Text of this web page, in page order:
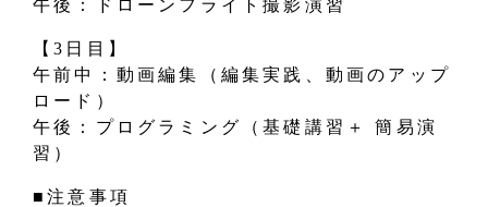
午後：ドローンフライト撮影演習
【3日目】
午前中：動画編集（編集実践、動画のアップ
ロード）
午後：プログラミング（基礎講習＋ 簡易演
習）
■注意事項